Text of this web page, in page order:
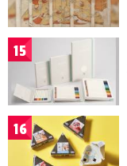
15
16